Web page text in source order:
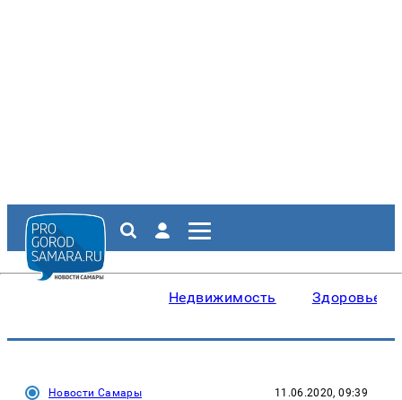
Недвижимость Здоровье
Новости Самары 11.06.2020, 09:39